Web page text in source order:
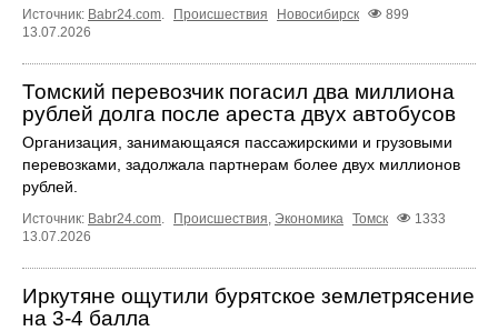
Источник: Babr24.com. Происшествия Новосибирск
899
13.07.2026
Томский перевозчик погасил два миллиона
рублей долга после ареста двух автобусов
Организация, занимающаяся пассажирскими и грузовыми
перевозками, задолжала партнерам более двух миллионов
рублей.
Источник: Babr24.com. Происшествия, Экономика Томск
1333
13.07.2026
Иркутяне ощутили бурятское землетрясение
на 3-4 балла